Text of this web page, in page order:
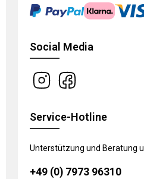
Social Media
Service-Hotline
Unterstützung und Beratung
+49 (0) 7973 96310